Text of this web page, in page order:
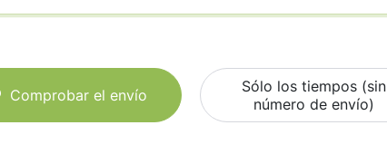
Comprobar el envío
Sólo los tiempos (sin
número de envío)